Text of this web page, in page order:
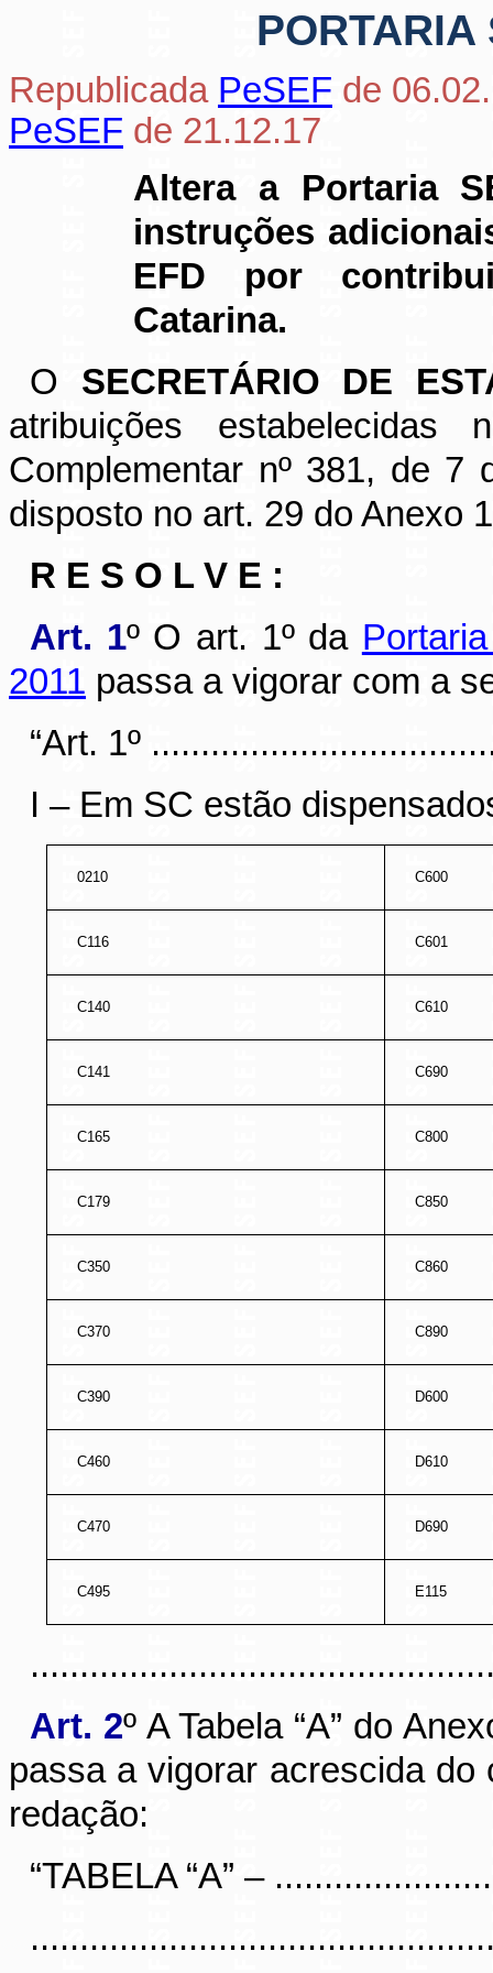
PORTARIA
Republicada PeSEF de
PeSEF de 21.12.17
Altera a Portaria
instruções
EFD por
Catarina.
O SECRETÁRIO DE
atribuições
Complementar nº 381, de 7
disposto no art. 29 do Anexo
R E S O L V E :
Art. 1ºO art. 1º da
2011 passa a vigorar com a
“Art. 1º
I – Em SC estão
0210 C600
C116 C601
C140 C610
C141 C690
C165 C800
C179 C850
C350 C860
C370 C890
C390 D600
C460 D610
C470 D690
C495 E115
Art. 2º A Tabela “A” do
passa a vigorar acrescida
redação:
“TABELA “A” –